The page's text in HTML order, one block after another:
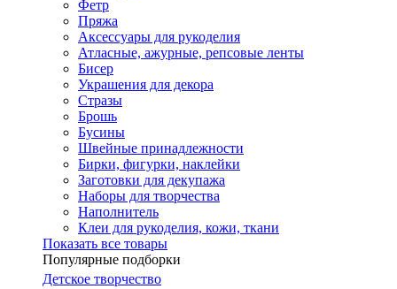
Фетр
Пряжа
Аксессуары для рукоделия
Атласные, ажурные, репсовые ленты
Бисер
Украшения для декора
Стразы
Брошь
Бусины
Швейные принадлежности
Бирки, фигурки, наклейки
Заготовки для декупажа
Наборы для творчества
Наполнитель
Клеи для рукоделия, кожи, ткани
Показать все товары
Популярные подборки
Детское творчество